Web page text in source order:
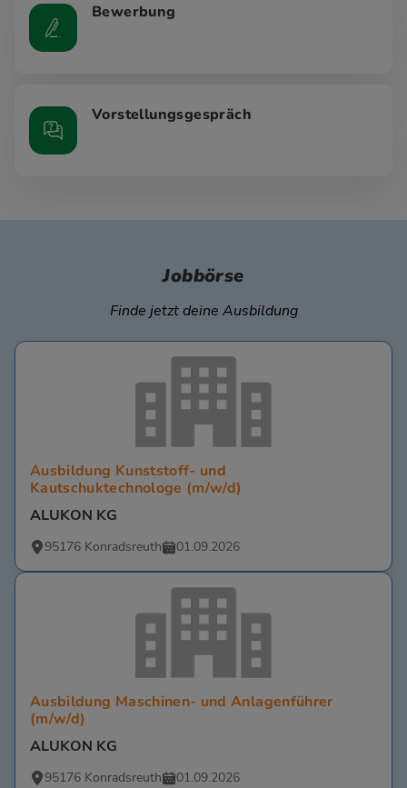
Bewerbung
Vorstellungsgespräch
Jobbörse
Finde jetzt deine Ausbildung
Ausbildung Kunststoff- und
Kautschuktechnologe (m/w/d)
ALUKON KG
95176 Konradsreuth 01.09.2026
Ausbildung Maschinen- und Anlagenführer
(m/w/d)
ALUKON KG
95176 Konradsreuth 01.09.2026